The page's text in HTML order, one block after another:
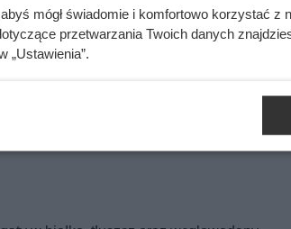
Oblicz koszty przyrządzenia potrawy
mógł świadomie i komfortowo korzystać z
przetwarzania Twoich danych
„Ustawienia”.